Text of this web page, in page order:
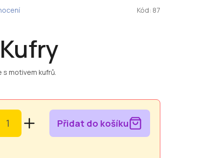
s motivem kufrů.
Přidat do košíku
Kód: 87